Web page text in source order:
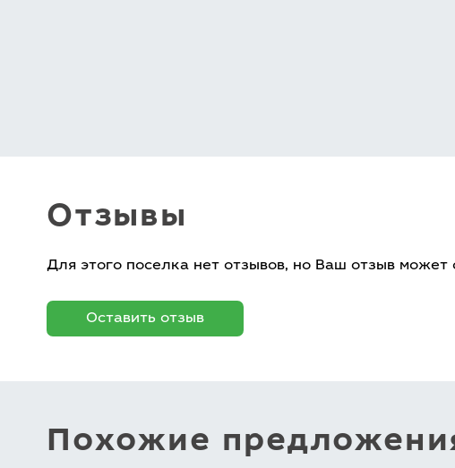
Отзывы
Для этого поселка нет отзывов, но Ваш отзыв может
Оставить отзыв
Похожие